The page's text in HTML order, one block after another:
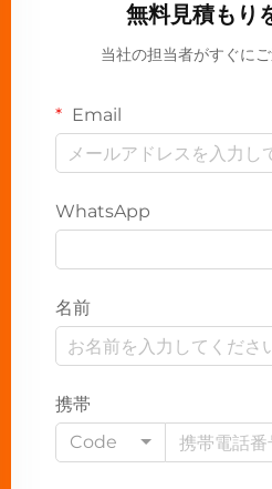
無料見積もり
当社の担当者がすぐにご
Email
WhatsApp
名前
携帯
Code